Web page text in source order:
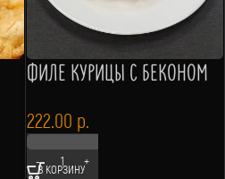
ФИЛЕ КУРИЦЫ С БЕКОНОМ
222.00 р.
В КОРЗИНУ